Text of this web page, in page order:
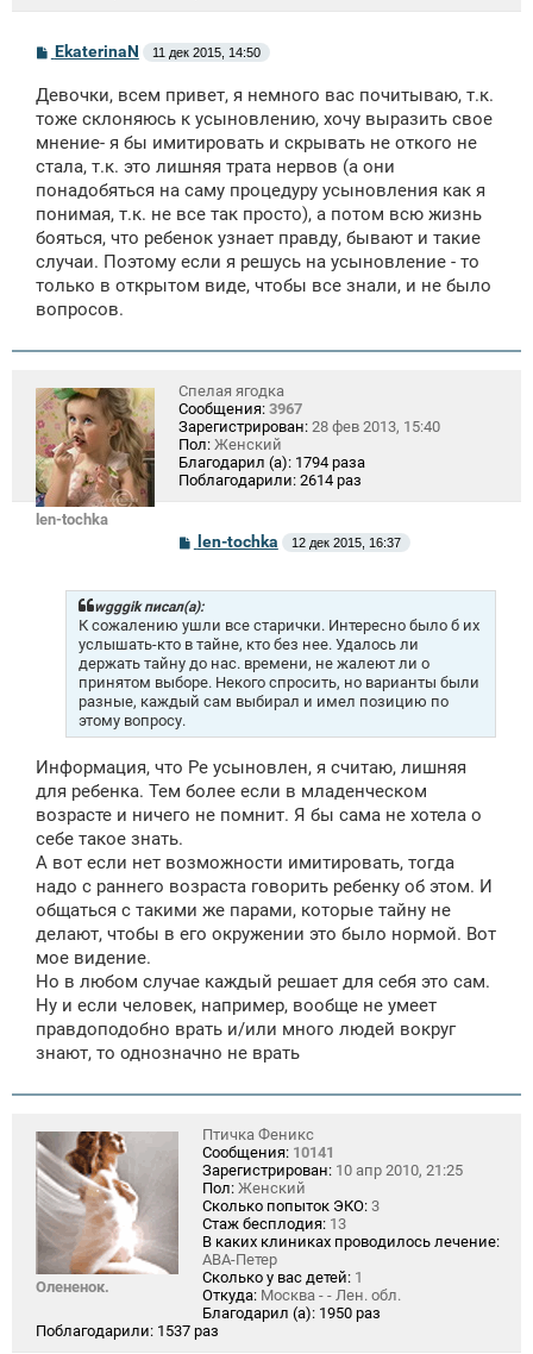
С
о
б
щ
н
и
EkaterinaN 11 дек 2015, 14:50
Девочки, всем привет, я немного вас почитываю, т.к.
тоже склоняюсь к усыновлению, хочу выразить свое
мнение- я бы имитировать и скрывать не откого не
стала, т.к. это лишняя трата нервов (а они
понадобяться на саму процедуру усыновления как я
понимая, т.к. не все так просто), а потом всю жизнь
бояться, что ребенок узнает правду, бывают и такие
случаи. Поэтому если я решусь на усыновление - то
только в открытом виде, чтобы все знали, и не было
вопросов.
len-tochka
Спелая ягодка
Сообщения: 3967
Зарегистрирован: 28 фев 2013, 15:40
Пол: Женский
Благодарил (а): 1794 раза
Поблагодарили: 2614 раз
С
о
б
щ
е
н
и
е
len-tochka 12 дек 2015, 16:37
wgggik писал(а):
К сожалению ушли все старички. Интересно было б их
услышать-кто в тайне, кто без нее. Удалось ли
держать тайну до нас. времени, не жалеют ли о
принятом выборе. Некого спросить, но варианты были
разные, каждый сам выбирал и имел позицию по
этому вопросу.
Информация, что Ре усыновлен, я считаю, лишняя
для ребенка. Тем более если в младенческом
возрасте и ничего не помнит. Я бы сама не хотела о
себе такое знать.
А вот если нет возможности имитировать, тогда
надо с раннего возраста говорить ребенку об этом. И
общаться с такими же парами, которые тайну не
делают, чтобы в его окружении это было нормой. Вот
мое видение.
Но в любом случае каждый решает для себя это сам.
Ну и если человек, например, вообще не умеет
правдоподобно врать и/или много людей вокруг
знают, то однозначно не врать
Олененок.
Птичка Феникс
Сообщения: 10141
Зарегистрирован: 10 апр 2010, 21:25
Пол: Женский
Сколько попыток ЭКО: 3
Стаж бесплодия: 13
В каких клиниках проводилось лечение:
АВА-Петер
Сколько у вас детей: 1
Откуда: Москва - - Лен. обл.
Благодарил (а): 1950 раз
Поблагодарили: 1537 раз